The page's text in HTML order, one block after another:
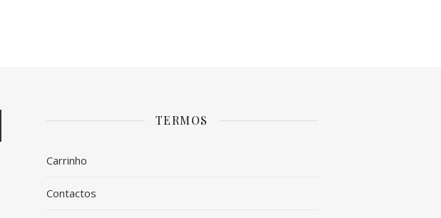
TERMOS
Carrinho
Contactos